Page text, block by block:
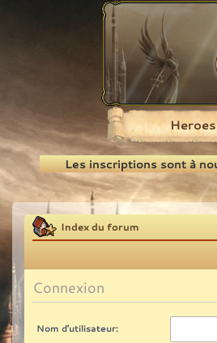
Recherche
Les inscriptions sont à
Index du forum
Connexion
Nom d’utilisateur: